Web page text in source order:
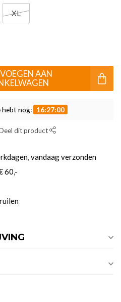
XL
AAN
hebt nog: 16:27:00
dit product
vandaag verzonden
60,-